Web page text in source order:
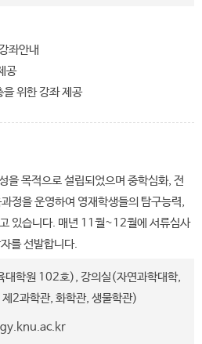
좌안내
공
위한 강좌 제공
을 목적으로 설립되었으며 중학심화, 전
정을 운영하여 영재학생들의 탐구능력,
있습니다. 매년 11월~12월에 서류심사
를 선발합니다.
대학원 102호), 강의실(자연과학대학,
2과학관, 화학관, 생물학관)